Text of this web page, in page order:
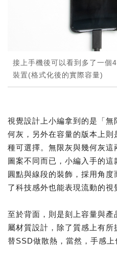
接上手機後可以看到多了一
裝置(格式化後的實際容量)
視覺設計上小編拿到的是「
何灰，另外在容量的版本上
種可選擇。無限灰與幾何灰
圖案不同而已，小編入手的
圓點與線段的裝飾，採用角
了科技感外也能表現流動的視
至於背面，則是刻上容量與
屬材質設計，除了質感上有
替SSD做散熱，當然，手感上